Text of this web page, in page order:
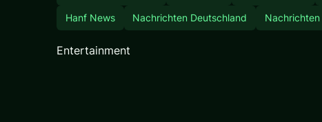
Hanf News Nachrichten Deutschland
Entertainment